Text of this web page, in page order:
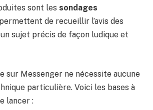
sont les sondages
de recueillir l’avis des
sujet précis de façon ludique et
sur Messenger ne nécessite aucune
particulière. Voici les bases à
lancer :